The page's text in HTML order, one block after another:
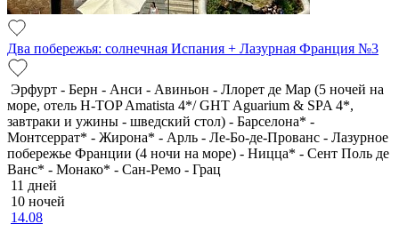
Два побережья: солнечная Испания + Лазурная Франция №3
Эрфурт - Берн - Анси - Авиньон - Ллорет де Мар (5 ночей на
море, отель H-TOP Amatista 4*/ GHT Aguarium & SPA 4*,
завтраки и ужины - шведский стол) - Барселона* -
Монтсеррат* - Жирона* - Арль - Ле-Бо-де-Прованс - Лазурное
побережье Франции (4 ночи на море) - Ницца* - Сент Поль де
Ванс* - Монако* - Сан-Ремо - Грац
11 дней
10 ночей
14.08